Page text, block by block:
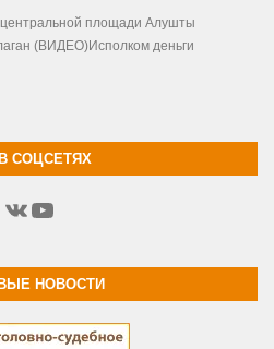
центральной площади Алушты
(ВИДЕО)Исполком деньги
СОЦСЕТЯХ
ВКонтакте
YouTube
НОВОСТИ